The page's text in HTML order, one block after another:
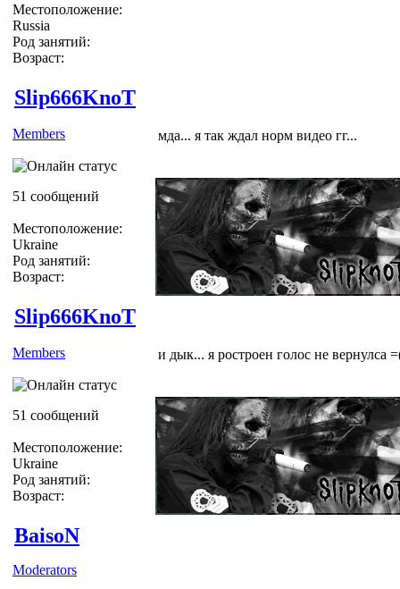
Местоположение:
Russia
Род занятий:
Возраст:
Slip666KnoT
Members
51 сообщений
Местоположение:
Ukraine
Род занятий:
Возраст:
мда... я так ждал норм видео гг...
Slip666KnoT
Members
51 сообщений
Местоположение:
Ukraine
Род занятий:
Возраст:
и дык... я ростроен голос не вернулса
BaisoN
Moderators